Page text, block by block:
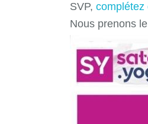
SVP, complétez
Nous prenons